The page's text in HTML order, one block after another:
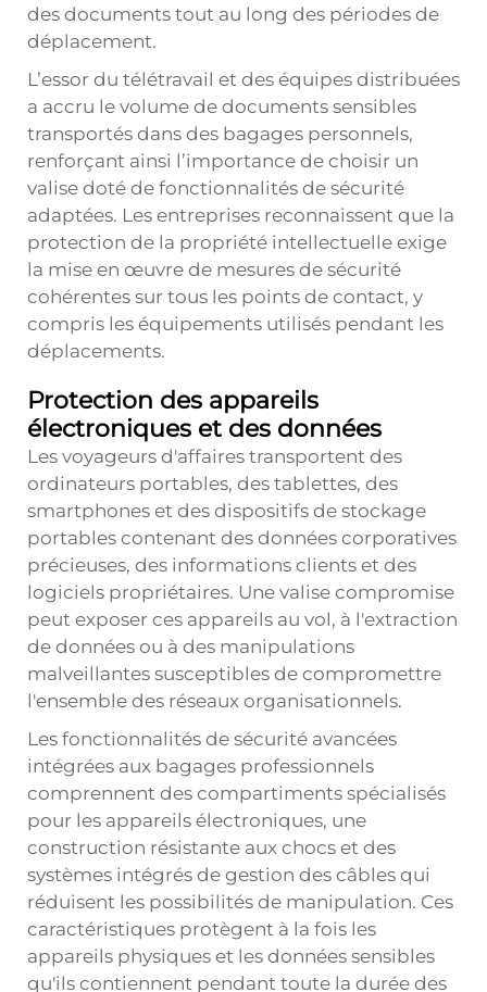
des documents tout au long des périodes de
déplacement.
L’essor du télétravail et des équipes distribuées
a accru le volume de documents sensibles
transportés dans des bagages personnels,
renforçant ainsi l’importance de choisir un
valise doté de fonctionnalités de sécurité
adaptées. Les entreprises reconnaissent que la
protection de la propriété intellectuelle exige
la mise en œuvre de mesures de sécurité
cohérentes sur tous les points de contact, y
compris les équipements utilisés pendant les
déplacements.
Protection des appareils
électroniques et des données
Les voyageurs d'affaires transportent des
ordinateurs portables, des tablettes, des
smartphones et des dispositifs de stockage
portables contenant des données corporatives
précieuses, des informations clients et des
logiciels propriétaires. Une valise compromise
peut exposer ces appareils au vol, à l'extraction
de données ou à des manipulations
malveillantes susceptibles de compromettre
l'ensemble des réseaux organisationnels.
Les fonctionnalités de sécurité avancées
intégrées aux bagages professionnels
comprennent des compartiments spécialisés
pour les appareils électroniques, une
construction résistante aux chocs et des
systèmes intégrés de gestion des câbles qui
réduisent les possibilités de manipulation. Ces
caractéristiques protègent à la fois les
appareils physiques et les données sensibles
qu'ils contiennent pendant toute la durée des